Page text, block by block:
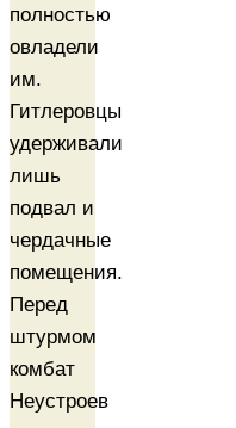
полностью
овладели
им.
Гитлеровцы
удерживали
лишь
подвал и
чердачные
помещения.
Перед
штурмом
комбат
Неустроев